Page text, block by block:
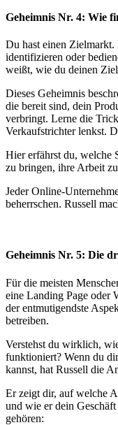
Geheimnis Nr. 4: Wie
Du hast einen
identifizieren oder
weißt, wie du deinen
Dieses Geheimnis
die bereit sind, dein
verbringt. Lerne die
Verkaufstrichter lenkst.
Hier erfährst du, welche
zu bringen, ihre Arbeit
Jeder Online-
beherrschen. Russell
Geheimnis Nr. 5: Die
Für die meisten
eine Landing Page oder
der entmutigendste
betreiben.
Verstehst du wirklich,
funktioniert? Wenn du
kannst, hat Russell die
Er zeigt dir, auf welche
und wie er dein
gehören: